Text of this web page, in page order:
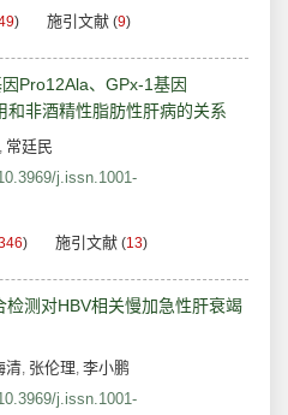
) 施引文献 (9)
Pro12Ala、GPx-1基因
非酒精性脂肪性肝病的关系
, 常廷民
j.issn.1001-
) 施引文献 (13)
测对HBV相关慢加急性肝衰竭
清, 张伦理, 李小鹏
j.issn.1001-